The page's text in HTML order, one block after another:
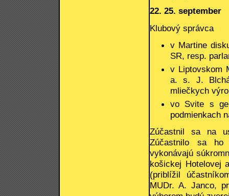
22. 25. september
Klubový správca
v Martine
SR, resp.
v Liptovskom
a. s. J.
mliečkych
vo Svite s
podmienkach
Zúčastnil sa na
Zúčastnilo sa ho
vykonávajú
košickej Hotelovej
(priblížil
MUDr. A. Janco,